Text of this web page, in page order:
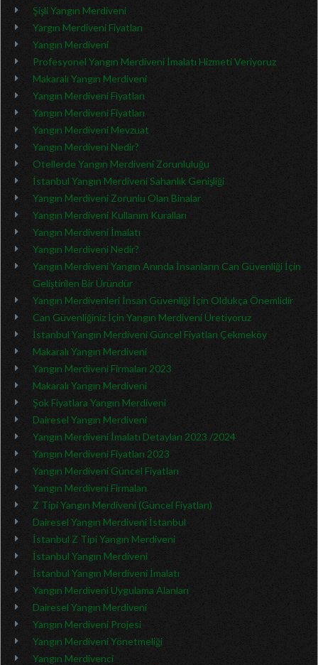
Şişli Yangın Merdiveni
Yargın Merdiveni Fiyatları
Yangın Merdiveni
Profesyonel Yangın Merdiveni İmalatı Hizmeti Veriyoruz
Makaralı Yangın Merdiveni
Yangın Merdiveni Fiyatları
Yangın Merdiveni Fiyatları
Yangın Merdiveni Mevzuat
Yangın Merdiveni Nedir?
Otellerde Yangın Merdiveni Zorunluluğu
İstanbul Yangın Merdiveni Sahanlık Genişliği
Yangın Merdiveni Zorunlu Olan Binalar
Yangın Merdiveni Kullanım Kuralları
Yangın Merdiveni İmalatı
Yangın Merdiveni Nedir?
Yangın Merdiveni Yangın Anında İnsanların Can Güvenliği İçin
Geliştirilen Bir Üründür
Yangın Merdivenleri İnsan Güvenliği İçin Oldukça Önemlidir
Can Güvenliğiniz İçin Yangın Merdiveni Üretiyoruz
İstanbul Yangın Merdiveni Güncel Fiyatları Çekmeköy
Makaralı Yangın Merdiveni
Yangın Merdiveni Firmaları 2023
Makaralı Yangın Merdiveni
Şok Fiyatlara Yangın Merdiveni
Dairesel Yangın Merdiveni
Yangın Merdiveni İmalatı Detayları 2023 /2024
Yangın Merdiveni Fiyatları 2023
Yangın Merdiveni Güncel Fiyatları
Yangın Merdiveni Firmaları
Z Tipi Yangın Merdiveni (Güncel Fiyatları)
Dairesel Yangın Merdiveni İstanbul
İstanbul Z Tipi Yangın Merdiveni
İstanbul Yangın Merdiveni
İstanbul Yangın Merdiveni İmalatı
Yangın Merdiveni Uygulama Alanları
Dairesel Yangın Merdiveni
Yangın Merdiveni Projesi
Yangın Merdiveni Yönetmeliği
Yangın Merdivenci